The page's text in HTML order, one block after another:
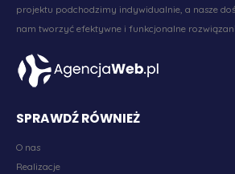
projektu podchodzimy indywidualnie, a nasze
nam tworzyć efektywne i funkcjonalne
SPRAWDŹ RÓWNIEŻ
O nas
Realizacje